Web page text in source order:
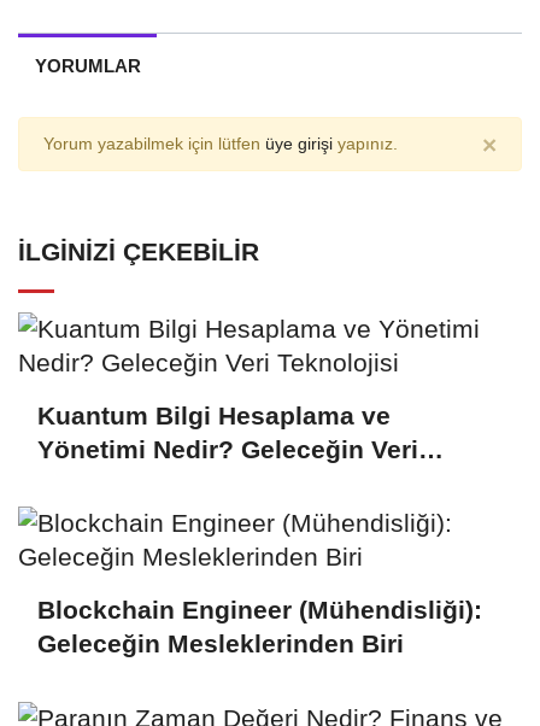
YORUMLAR
Yorum yazabilmek için lütfen üye girişi yapınız. ×
İLGINIZI ÇEKEBILIR
Kuantum Bilgi Hesaplama ve
Yönetimi Nedir? Geleceğin Veri
Blockchain Engineer (Mühendisliği):
Geleceğin Mesleklerinden Biri